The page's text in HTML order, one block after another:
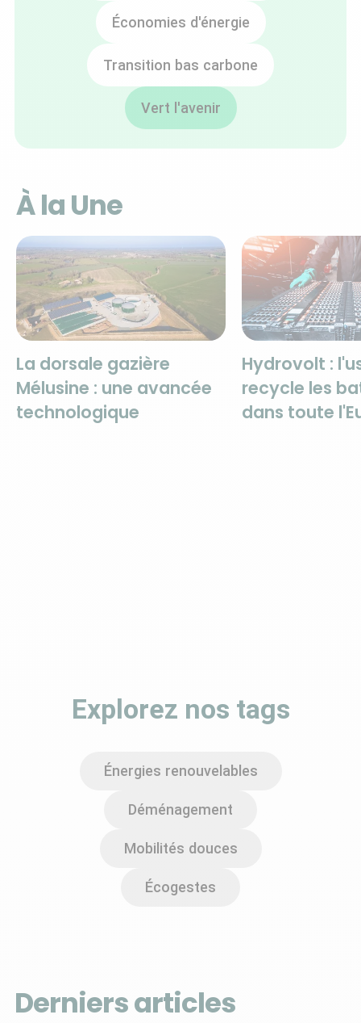
Économies d'énergie
Transition bas carbone
Vert l'avenir
À la Une
La dorsale gazière
Mélusine : une avancée
technologique
Hydrovolt :
recycle les
dans toute
Explorez nos tags
Énergies renouvelables
Déménagement
Mobilités douces
Écogestes
Derniers articles